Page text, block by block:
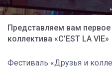
Представляем вам
коллектива «C’EST LA VIE»
Фестиваль «Друзья и